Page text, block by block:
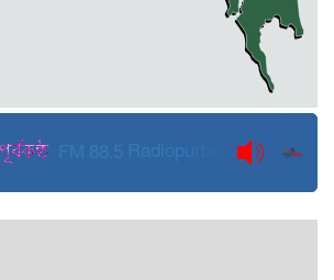
দুবাইয়ে কারাগার থেকে মুক্তি পেয়েছেন
পুলিশের সাবেক মহাপরিদর্শক বেনজীর
আহমেদ
FM 88.5 Radiopurbakantho